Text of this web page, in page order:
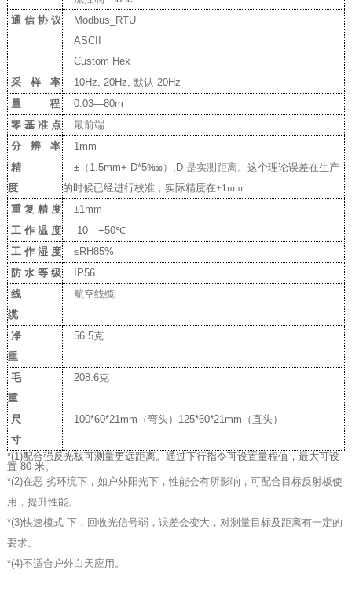
通 信 协 议
Modbus_RTU
ASCII
Custom Hex
采 样 率
10Hz, 20Hz, 默认 20Hz
量 程
0.03—80m
零 基 准 点
最前端
分 辨 率
1mm
精
度
±（ 1.5mm+ D*5‱） ,D 是实测距离。 这个理论误差在生产
的时候已经进行校准，实际精度在±1mm
重 复 精 度
±1mm
工 作 温 度
-10—+50℃
工 作 湿 度
≤RH85%
防 水 等 级
IP56
线
缆
航空线缆
净
重
56.5克
毛
重
208.6克
尺
寸
100*60*21mm（弯头） 125*60*21 mm （直头）
*(1)配合强反光板可测量更远距离。通过下行指令可设置量程值，最大可设
置 80 米。
*(2)在恶 劣环境下，如户外阳光下，性能会有所影响，可配合目标反射板使
用，提升性能。
*(3)快速模式 下，回收光信号弱，误差会变大，对测量目标及距离有一定的
要求。
*(4)不适合户外白天应用。